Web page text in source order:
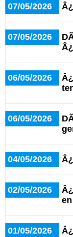
07/05/2026
07/05/2026
06/05/2026
06/05/2026
04/05/2026
02/05/2026
01/05/2026